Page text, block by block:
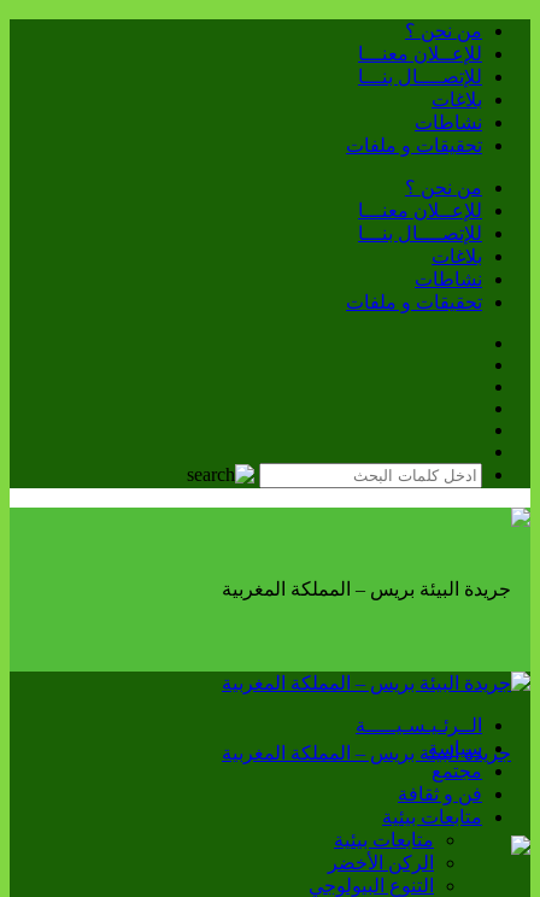
من نحن ؟
للإعــلان معنـــا
للإتصــــال بنـــا
بلاغات
نشاطات
تحقيقات و ملفات
من نحن ؟
للإعــلان معنـــا
للإتصــــال بنـــا
بلاغات
نشاطات
تحقيقات و ملفات
الــرئـيـسـيـــــة
سياسة
مجتمع
فن و ثقافة
متابعات بيئية
متابعات بيئية
الركن الأخضر
التنوع البيولوجي